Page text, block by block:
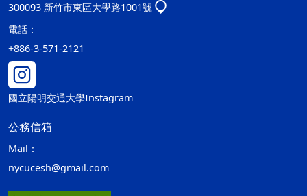
300093 新竹市東區大學路1001號
電話：
+886-3-571-2121
國立陽明交通大學Instagram
公務信箱
Mail：
nycucesh@gmail.com